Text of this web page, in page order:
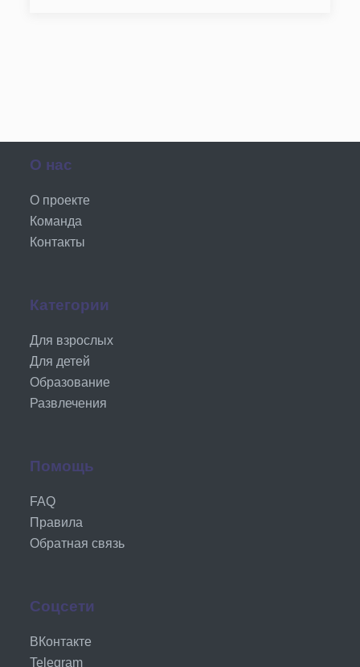
О нас
О проекте
Команда
Контакты
Категории
Для взрослых
Для детей
Образование
Развлечения
Помощь
FAQ
Правила
Обратная связь
Соцсети
ВКонтакте
Telegram